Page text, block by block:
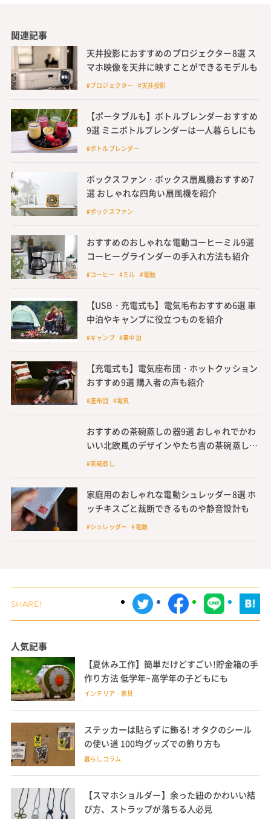
関連記事
天井投影におすすめのプロジェクター8選 ス
マホ映像を天井に映すことができるモデルも
#プロジェクター #天井投影
【ポータブルも】ボトルブレンダーおすすめ
9選 ミニボトルブレンダーは一人暮らしにも
#ボトルブレンダー
ボックスファン・ボックス扇風機おすすめ7
選 おしゃれな四角い扇風機を紹介
#ボックスファン
おすすめのおしゃれな電動コーヒーミル9選
コーヒーグラインダーの手入れ方法も紹介
#コーヒー #ミル #電動
【USB・充電式も】電気毛布おすすめ6選 車
中泊やキャンプに役立つものを紹介
#キャンプ #車中泊
【充電式も】電気座布団・ホットクッション
おすすめ9選 購入者の声も紹介
#座布団 #電気
おすすめの茶碗蒸しの器9選 おしゃれでかわ
いい北欧風のデザインやたち吉の茶碗蒸しの
器も紹介
#茶碗蒸し
家庭用のおしゃれな電動シュレッダー8選 ホ
ッチキスごと裁断できるものや静音設計も
#シュレッダー #電動
人気記事
【夏休み工作】簡単だけどすごい!貯金箱の手
作り方法 低学年~高学年の子どもにも
インテリア・家具
ステッカーは貼らずに飾る! オタクのシール
の使い道 100均グッズでの飾り方も
暮らしコラム
【スマホショルダー】余った紐のかわいい結
び方、ストラップが落ちる人必見